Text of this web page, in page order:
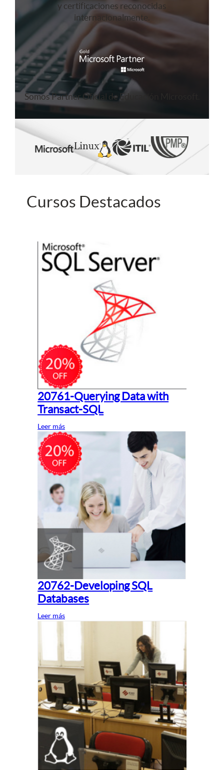
y certificaciones reconocidas
internacionalmente.
Somos Partner Oficial de Educación Microsoft.
Cursos Destacados
20761-Querying Data with
Transact-SQL
Leer más
20762-Developing SQL
Databases
Leer más